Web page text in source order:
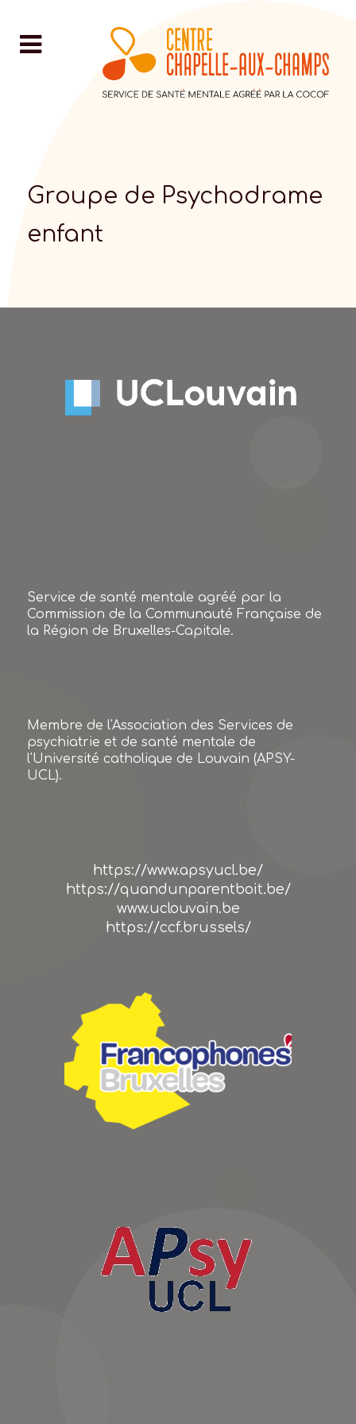
Groupe de Psychodrame
enfant
Service de santé mentale agréé par la
Commission de la Communauté Française de
la Région de Bruxelles-Capitale.
Membre de l'Association des Services de
psychiatrie et de santé mentale de
l'Université catholique de Louvain (APSY-
UCL).
https://www.apsyucl.be/
https://quandunparentboit.be/
www.uclouvain.be
https://ccf.brussels/